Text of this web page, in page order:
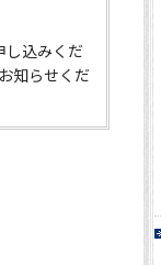
し込みくだ
知らせくだ